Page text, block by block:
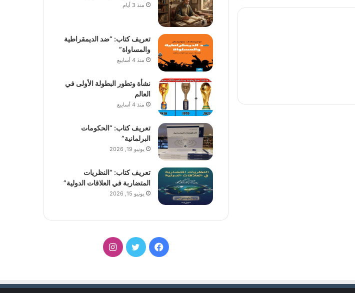
منذ 3 أيام
تعريف كتاب: “ضد الديمقراطية
والمساواة”
منذ 4 أسابيع
نشأة وتطور البطولة الأولى في
العالم
منذ 4 أسابيع
تعريف كتاب: “الحكومات
البرلمانية”
يونيو 19, 2026
تعريف كتاب: “النظريات
المتضاربة في العلاقات الدولية”
يونيو 15, 2026
فيسبوكتويتر انستقرام